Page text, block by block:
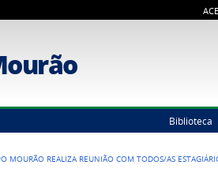
Biblioteca
MOURÃO REALIZA REUNIÃO COM TODOS/AS